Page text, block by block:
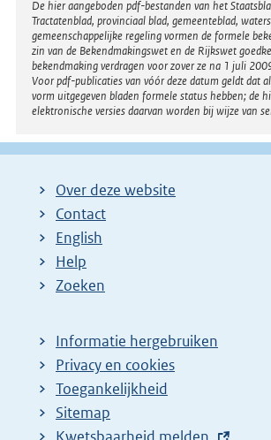
Disclaimer
De hier aangeboden pdf-bestanden van het
Tractatenblad, provinciaal blad, gemeenteblad,
gemeenschappelijke regeling vormen de formele
zin van de Bekendmakingswet en de Rijkswet
bekendmaking verdragen voor zover ze na 1 juli
Voor pdf-publicaties van vóór deze datum geldt dat
vorm uitgegeven bladen formele status hebben; de
elektronische versies daarvan worden bij wijze van
Over deze website
Contact
English
Help
Zoeken
Informatie hergebruiken
Privacy en cookies
Toegankelijkheid
Sitemap
E
Kwetsbaarheid melden